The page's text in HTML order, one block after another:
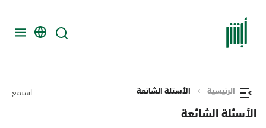
الرئيسية الأسئلة الشائعة استمع
الأسئلة الشائعة